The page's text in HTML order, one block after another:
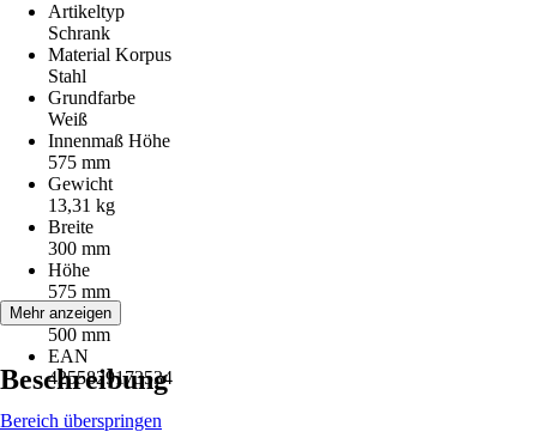
Artikeltyp
Schrank
Material Korpus
Stahl
Grundfarbe
Weiß
Innenmaß Höhe
575 mm
Gewicht
13,31 kg
Breite
300 mm
Höhe
575 mm
Tiefe
500 mm
EAN
4255829173534
Mehr anzeigen
Beschreibung
Bereich überspringen